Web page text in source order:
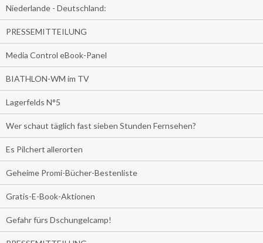
Niederlande - Deutschland:
PRESSEMITTEILUNG
Media Control eBook-Panel
BIATHLON-WM im TV
Lagerfelds N°5
Wer schaut täglich fast sieben Stunden Fernsehen?
Es Pilchert allerorten
Geheime Promi-Bücher-Bestenliste
Gratis-E-Book-Aktionen
Gefahr fürs Dschungelcamp!